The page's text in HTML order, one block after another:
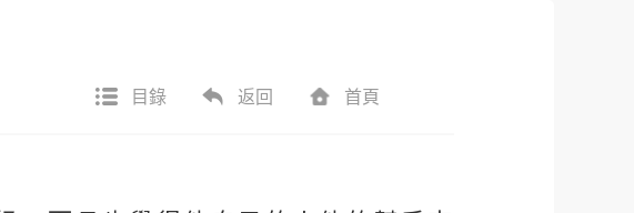
目錄 返回 首頁